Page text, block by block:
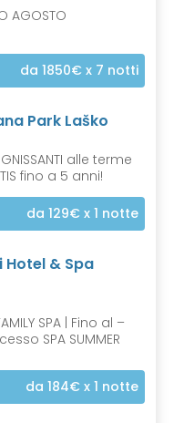
AGOSTO
da 1850€ x 7 notti
Park Laško
alle terme
fino a 5 anni!
da 129€ x 1 notte
Hotel & Spa
SPA | Fino al –
SPA SUMMER
da 184€ x 1 notte